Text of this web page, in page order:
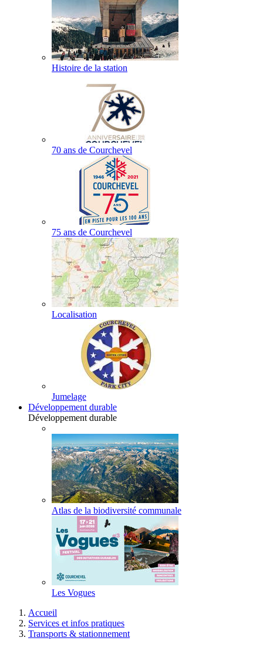
Histoire de la station
70 ans de Courchevel
75 ans de Courchevel
Localisation
Jumelage
Développement durable
Développement durable
Atlas de la biodiversité communale
Les Vogues
Accueil
Services et infos pratiques
Transports & stationnement